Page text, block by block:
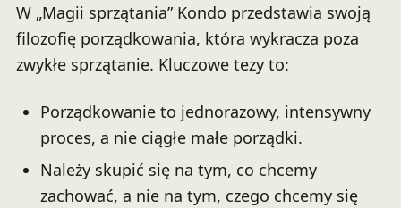
W „Magii sprzątania” Kondo przedstawia swoją
filozofię porządkowania, która wykracza poza
zwykłe sprzątanie. Kluczowe tezy to:
Porządkowanie to jednorazowy, intensywny
proces, a nie ciągłe małe porządki.
Należy skupić się na tym, co chcemy
zachować, a nie na tym, czego chcemy się